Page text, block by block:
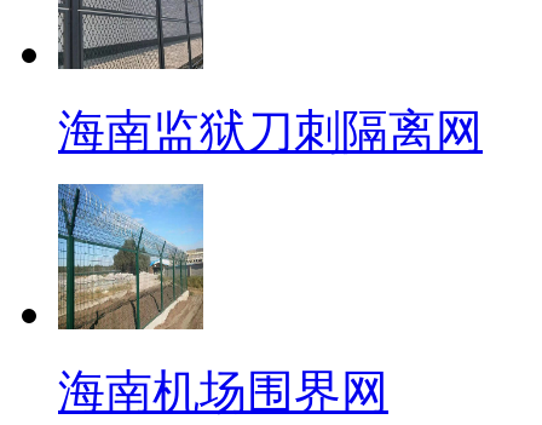
海南监狱刀刺隔离网
海南机场围界网